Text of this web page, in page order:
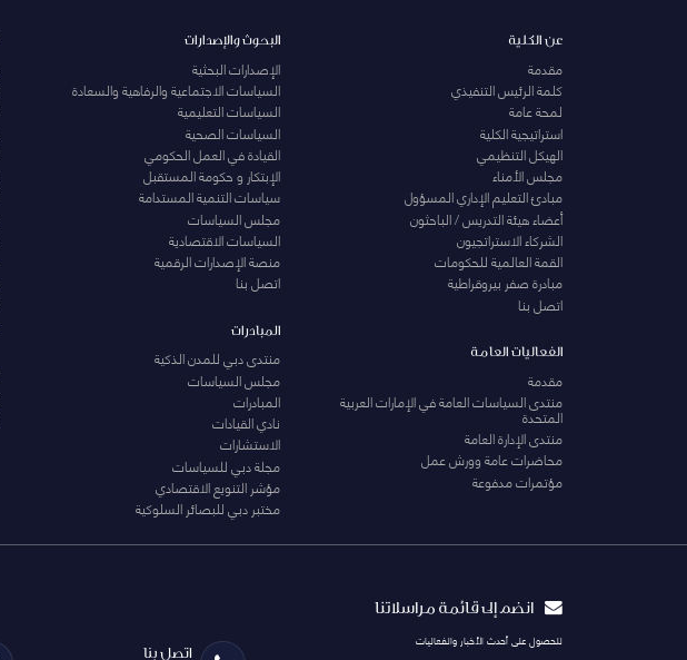
عن الكلية
مقدمة
كلمة الرئيس التنفيذي
لمحة عامة
استراتيجية الكلية
الهيكل التنظيمي
مجلس الأمناء
مبادئ التعليم الإداري المسؤول
أعضاء هيئة التدريس / الباحثون
الشركاء الاستراتجيون
القمة العالمية للحكومات
مبادرة صفر بيروقراطية
اتصل بنا
الفعاليات العامة
مقدمة
منتدى السياسات العامة في الإمارات العربية
المتحدة
منتدى الإدارة العامة
محاضرات عامة وورش عمل
مؤتمرات مدفوعة
البحوث والإصدارات
الإصدارات البحثية
السياسات الاجتماعية والرفاهية والسعادة
السياسات التعليمية
السياسات الصحية
القيادة في العمل الحكومي
الإبتكار و حكومة المستقبل
سياسات التنمية المستدامة
مجلس السياسات
السياسات الاقتصادية
منصة الإصدارات الرقمية
اتصل بنا
المبادرات
منتدى دبي للمدن الذكية
مجلس السياسات
المبادرات
نادي القيادات
الاستشارات
مجلة دبي للسياسات
مؤشر التنويع الاقتصادي
مختبر دبي للبصائر السلوكية
انضم إلى قائمة مراسلاتنا
للحصول على أحدث الأخبار والفعاليات
اتصل بنا